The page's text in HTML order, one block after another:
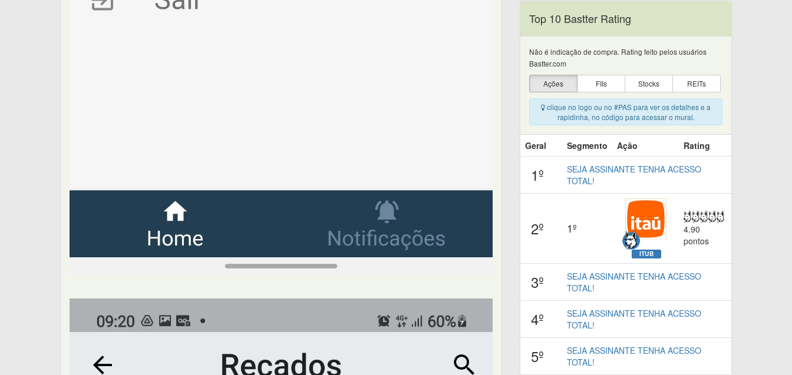
Top 10 Bastter Rating
Não é indicação de compra. Rating feito pelos usuários
Bastter.com
Ações
FIIs Stocks REITs
clique no logo ou no #PAS para ver os detalhes e a
rapidinha, no código para acessar o mural.
Geral Segmento Ação Rating
1º
SEJA ASSINANTE TENHA ACESSO
TOTAL!
2º 1º
ITUB
4.90
pontos
3º
SEJA ASSINANTE TENHA ACESSO
TOTAL!
4º
SEJA ASSINANTE TENHA ACESSO
TOTAL!
5º
SEJA ASSINANTE TENHA ACESSO
TOTAL!